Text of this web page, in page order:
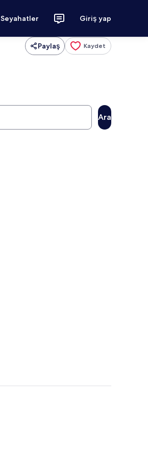
Seyahatler Giriş yap
Paylaş Kaydet
Ara